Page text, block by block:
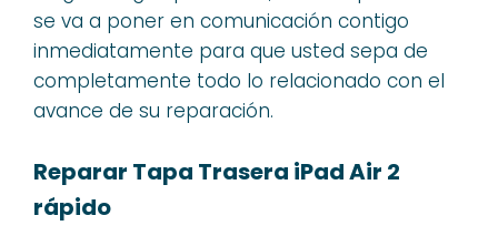
se va a poner en comunicación contigo
inmediatamente para que usted sepa de
completamente todo lo relacionado con el
avance de su reparación.
Reparar Tapa Trasera iPad Air 2
rápido